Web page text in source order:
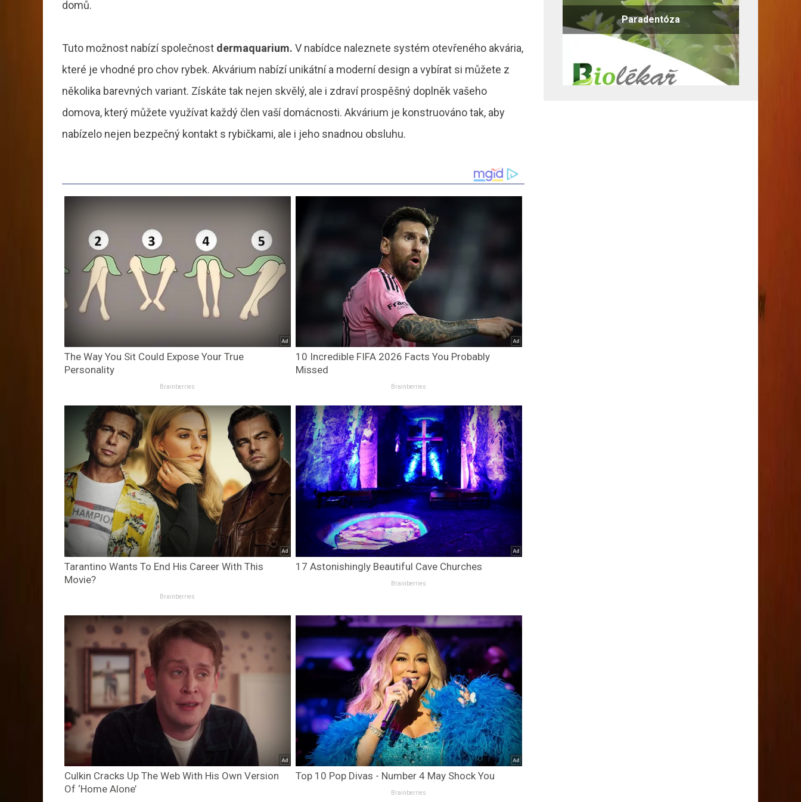
domů.
Tuto možnost nabízí společnost dermaquarium. V nabídce naleznete systém otevřeného akvária,
které je vhodné pro chov rybek. Akvárium nabízí unikátní a moderní design a vybírat si můžete z
několika barevných variant. Získáte tak nejen skvělý, ale i zdraví prospěšný doplněk vašeho
domova, který můžete využívat každý člen vaší domácnosti. Akvárium je konstruováno tak, aby
nabízelo nejen bezpečný kontakt s rybičkami, ale i jeho snadnou obsluhu.
The Way You Sit Could Expose Your True
Personality
Brainberries
10 Incredible FIFA 2026 Facts You Probably
Missed
Brainberries
Tarantino Wants To End His Career With This
Movie?
Brainberries
17 Astonishingly Beautiful Cave Churches
Brainberries
Culkin Cracks Up The Web With His Own Version
Of ‘Home Alone’
Top 10 Pop Divas - Number 4 May Shock You
Brainberries
Paradentóza